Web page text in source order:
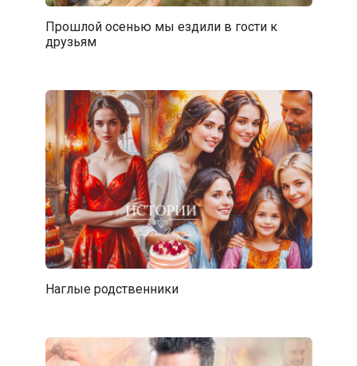
Прошлой осенью мы ездили в гости к
друзьям
Наглые родственники